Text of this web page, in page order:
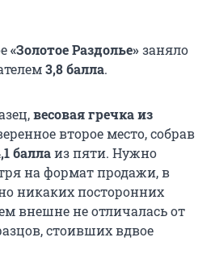
«Золотое Раздолье»заняло
3,8 балла.
весовая гречка из
второе место, собрав
баллаиз пяти. Нужно
на формат продажи, в
никаких посторонних
внешне не отличалась от
стоивших вдвое